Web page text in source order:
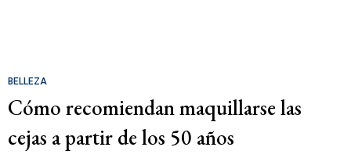
BELLEZA
Cómo recomiendan maquillarse las
cejas a partir de los 50 años